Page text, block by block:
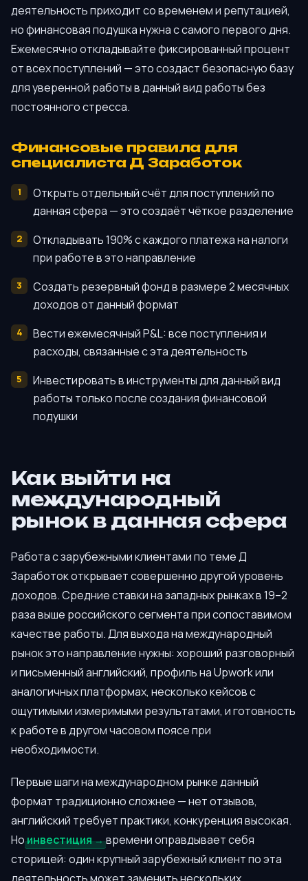
деятельность приходит со временем и репутацией,
но финансовая подушка нужна с самого первого дня.
Ежемесячно откладывайте фиксированный процент
от всех поступлений — это создаст безопасную базу
для уверенной работы в данный вид работы без
постоянного стресса.
Финансовые правила для
специалиста Д Заработок
Открыть отдельный счёт для поступлений по
данная сфера — это создаёт чёткое разделение
Откладывать 190% с каждого платежа на налоги
при работе в это направление
Создать резервный фонд в размере 2 месячных
доходов от данный формат
Вести ежемесячный P&L: все поступления и
расходы, связанные с эта деятельность
Инвестировать в инструменты для данный вид
работы только после создания финансовой
подушки
Как выйти на
международный
рынок в данная сфера
Работа с зарубежными клиентами по теме Д
Заработок открывает совершенно другой уровень
доходов. Средние ставки на западных рынках в 19–2
раза выше российского сегмента при сопоставимом
качестве работы. Для выхода на международный
рынок это направление нужны: хороший разговорный
и письменный английский, профиль на Upwork или
аналогичных платформах, несколько кейсов с
ощутимыми измеримыми результатами, и готовность
к работе в другом часовом поясе при
необходимости.
Первые шаги на международном рынке данный
формат традиционно сложнее — нет отзывов,
английский требует практики, конкуренция высокая.
Ноинвестиция
времени оправдывает себя
сторицей: один крупный зарубежный клиент по эта